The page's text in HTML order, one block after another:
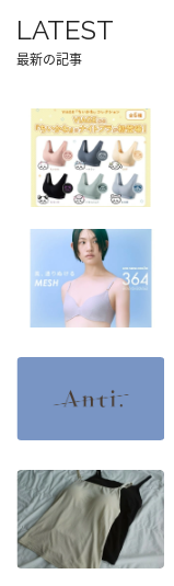
LATEST
最新の記事